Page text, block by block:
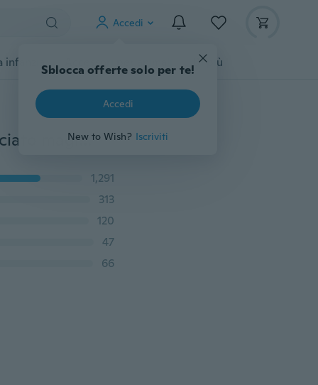
Accedi
Sblocca offerte solo per te!
Accedi
New to Wish? Iscriviti
infanzia Accessori per animali Di più
Moda donna manica lunga maglione di velluto schiacciato maglione cardigan giacca cappotto allentato outwear
1,291
313
120
47
66